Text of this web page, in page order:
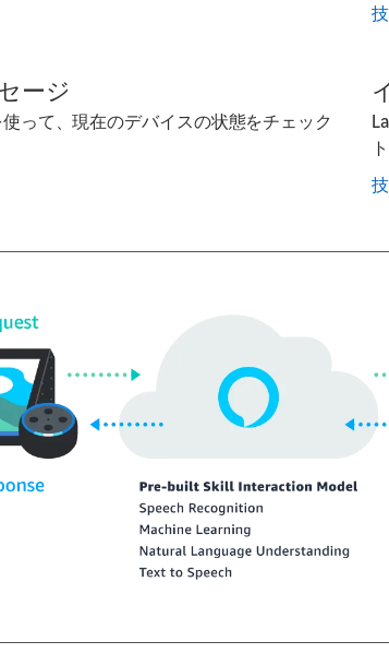
ージ
って、現在のデバイスの状態をチェック